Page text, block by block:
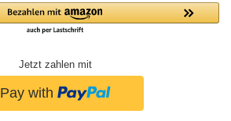
Jetzt zahlen mit